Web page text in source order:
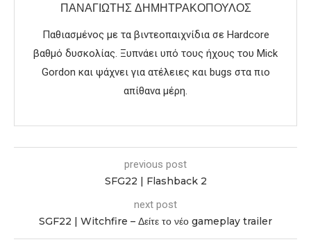
ΠΑΝΑΓΙΏΤΗΣ ΔΗΜΗΤΡΑΚΌΠΟΥΛΟΣ
Παθιασμένος με τα βιντεοπαιχνίδια σε Hardcore
βαθμό δυσκολίας. Ξυπνάει υπό τους ήχους του Mick
Gordon και ψάχνει για ατέλειες και bugs στα πιο
απίθανα μέρη.
previous post
SFG22 | Flashback 2
next post
SGF22 | Witchfire – Δείτε το νέο gameplay trailer